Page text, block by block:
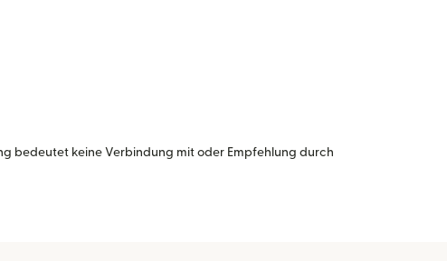
bedeutet keine Verbindung mit oder Empfehlung durch